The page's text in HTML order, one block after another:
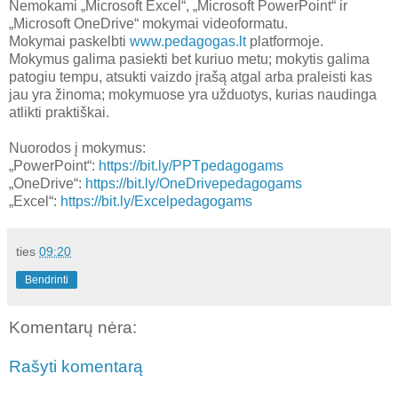
Nemokami „Microsoft Excel“, „Microsoft PowerPoint“ ir
„Microsoft OneDrive“ mokymai videoformatu.
Mokymai paskelbti www.pedagogas.ltplatformoje.
Mokymus galima pasiekti bet kuriuo metu; mokytis galima
patogiu tempu, atsukti vaizdo įrašą atgal arba praleisti kas
jau yra žinoma; mokymuose yra užduotys, kurias naudinga
atlikti praktiškai.
Nuorodos į mokymus:
„PowerPoint“: https://bit.ly/PPTpedagogams
„OneDrive“: https://bit.ly/OneDrivepedagogams
„Excel“: https://bit.ly/Excelpedagogams
ties 09:20
Bendrinti
Komentarų nėra:
Rašyti komentarą